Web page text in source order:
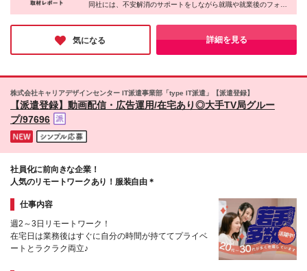
同社には、不安解消のサポートをしながら就職や就業後のフォロ
ーを担当するコーディネーターがいるそう。
派遣先には言いにくいような要望から、小さな不安までしっかり
と聞いてくれるスタッフがいると、安心しますよね♪
気になる 詳細を見る
株式会社キャリアデザインセンター IT派遣事業部「type IT派遣」【派遣登録】
【派遣登録】動画配信・広告運用/在宅あり◎大手TV局グルー
プ/97696
社員化に前向きな企業！
人気のリモートワークあり！服装自由＊
仕事内容
週2～3日リモートワーク！
在宅日は業務後はすぐに自分の時間が持ててプライベ
ートとラクラク両立♪